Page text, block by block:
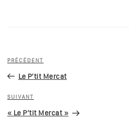
Navigation
l’article
Article
précédent
PRÉCÉDENT
Le P’tit Mercat
Article
suivant
SUIVANT
« Le P’tit Mercat »